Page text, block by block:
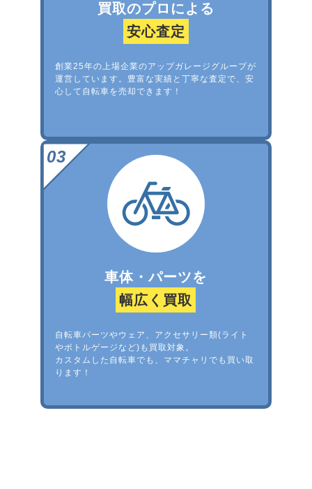
買取のプロによる
安心査定
創業25年の上場企業のアップガレージグループが
運営しています。豊富な実績と丁寧な査定で、安
心して自転車を売却できます！
車体・パーツを
幅広く買取
自転車パーツやウェア、アクセサリー類(ライト
やボトルゲージなど)も買取対象。
カスタムした自転車でも、ママチャリでも買い取
ります！